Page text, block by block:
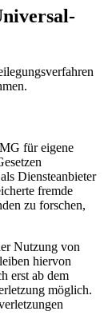
für eigene
Diensteanbieter
fremde
zu forschen,
Nutzung von
hiervon
erst ab dem
möglich.